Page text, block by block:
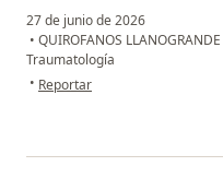
27 de junio de 2026
• QUIROFANOS LLANOGRANDE
Traumatología
• en opinión del usuario Dora
Reportar